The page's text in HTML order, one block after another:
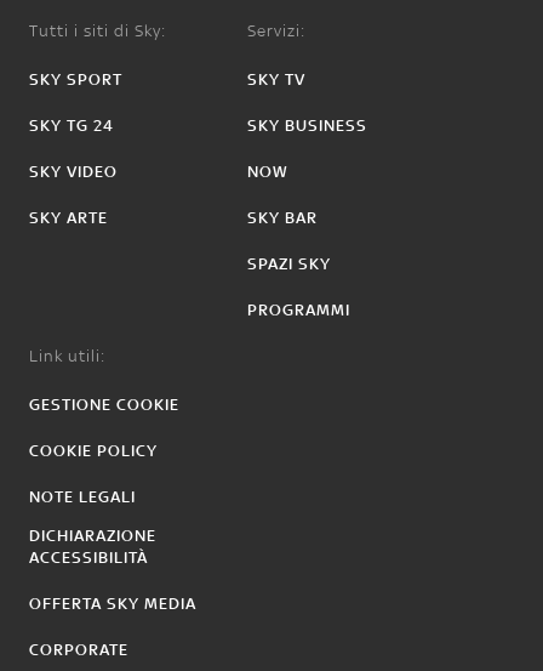
Tutti i siti di Sky:
SKY SPORT
SKY TG 24
SKY VIDEO
SKY ARTE
Servizi:
SKY TV
SKY BUSINESS
NOW
SKY BAR
SPAZI SKY
PROGRAMMI
Link utili:
GESTIONE COOKIE
COOKIE POLICY
NOTE LEGALI
DICHIARAZIONE
ACCESSIBILITÀ
OFFERTA SKY MEDIA
CORPORATE